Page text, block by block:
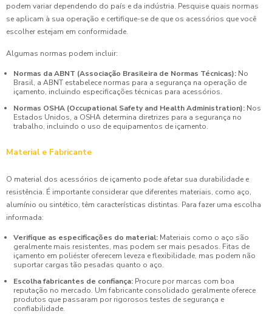
podem variar dependendo do país e da indústria. Pesquise quais normas
se aplicam à sua operação e certifique-se de que os acessórios que você
escolher estejam em conformidade.
Algumas normas podem incluir:
Normas da ABNT (Associação Brasileira de Normas Técnicas): No
Brasil, a ABNT estabelece normas para a segurança na operação de
içamento, incluindo especificações técnicas para acessórios.
Normas OSHA (Occupational Safety and Health Administration): Nos
Estados Unidos, a OSHA determina diretrizes para a segurança no
trabalho, incluindo o uso de equipamentos de içamento.
Material e Fabricante
O material dos acessórios de içamento pode afetar sua durabilidade e
resistência. É importante considerar que diferentes materiais, como aço,
alumínio ou sintético, têm características distintas. Para fazer uma escolha
informada:
Verifique as especificações do material: Materiais como o aço são
geralmente mais resistentes, mas podem ser mais pesados. Fitas de
içamento em poliéster oferecem leveza e flexibilidade, mas podem não
suportar cargas tão pesadas quanto o aço.
Escolha fabricantes de confiança: Procure por marcas com boa
reputação no mercado. Um fabricante consolidado geralmente oferece
produtos que passaram por rigorosos testes de segurança e
confiabilidade.